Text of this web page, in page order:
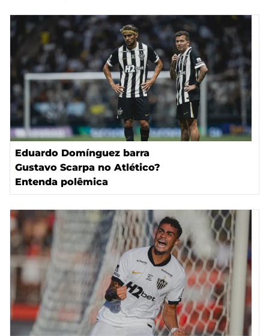
Eduardo Domínguez barra
Gustavo Scarpa no Atlético?
Entenda polêmica